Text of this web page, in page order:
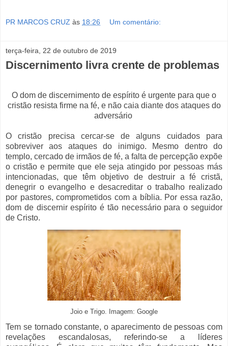
PR MARCOS CRUZ às 18:26 Um comentário:
terça-feira, 22 de outubro de 2019
Discernimento livra crente de problemas
O dom de discernimento de espírito é urgente para que o
cristão resista firme na fé, e não caia diante dos ataques do
adversário
O cristão precisa cercar-se de alguns cuidados para
sobreviver aos ataques do inimigo. Mesmo dentro do
templo, cercado de irmãos de fé, a falta de percepção expõe
o cristão e permite que ele seja atingido por pessoas más
intencionadas, que têm objetivo de destruir a fé cristã,
denegrir o evangelho e desacreditar o trabalho realizado
por pastores, comprometidos com a bíblia. Por essa razão,
dom de discernir espírito é tão necessário para o seguidor
de Cristo.
Joio e Trigo. Imagem: Google
Tem se tornado constante, o aparecimento de pessoas com
revelações escandalosas, referindo-se a líderes